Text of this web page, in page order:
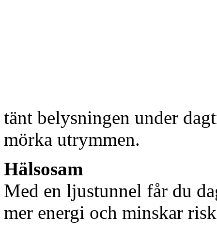
tänt belysningen under
mörka utrymmen.
Hälsosam
Med en ljustunnel får du
mer energi och minskar